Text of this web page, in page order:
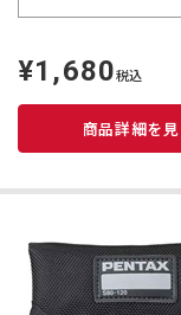
定
価
¥1,680税込
商品詳細を見